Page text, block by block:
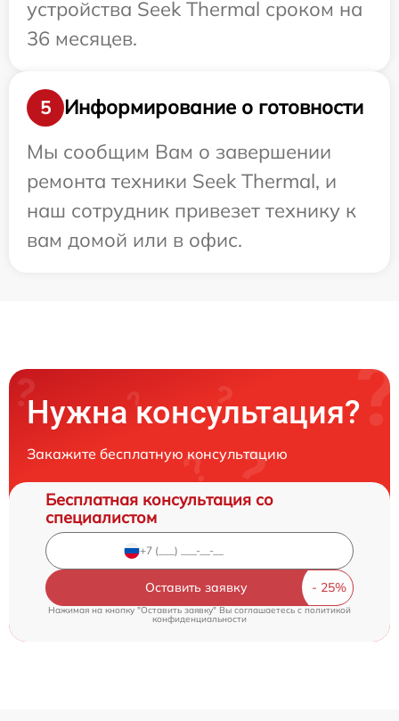
устройства Seek Thermal сроком на
36 месяцев.
5
Информирование о готовности
Мы сообщим Вам о завершении
ремонта техники Seek Thermal, и
наш сотрудник привезет технику к
вам домой или в офис.
Нужна консультация?
Закажите бесплатную консультацию
Бесплатная консультация со
специалистом
Оставить заявку
Нажимая на кнопку "Оставить заявку" Вы соглашаетесь cполитикой
конфиденциальности